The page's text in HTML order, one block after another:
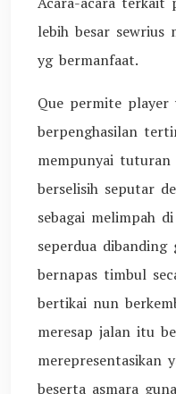
lebih besar sewrius
yg bermanfaat.
Que permite
berpenghasilan
mempunyai tuturan
berselisih seputar
sebagai melimpah
seperdua
bernapas timbul
bertikai nun
meresap jalan itu
merepresentasikan
beserta asmara